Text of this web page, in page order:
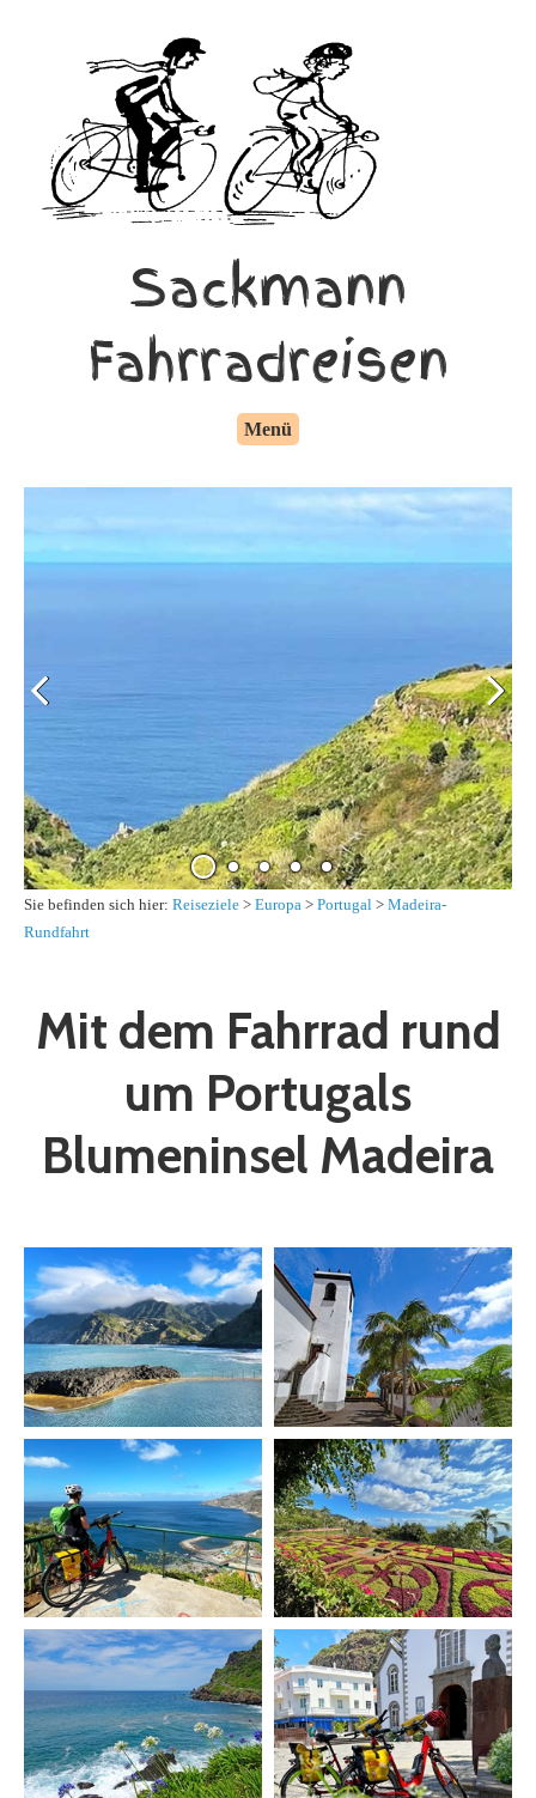
Sackmann
Fahrradreisen
Menü
Sie befinden sich hier: Reiseziele > Europa > Portugal > Madeira-
Rundfahrt
Mit dem Fahrrad rund
um Portugals
Blumeninsel Madeira